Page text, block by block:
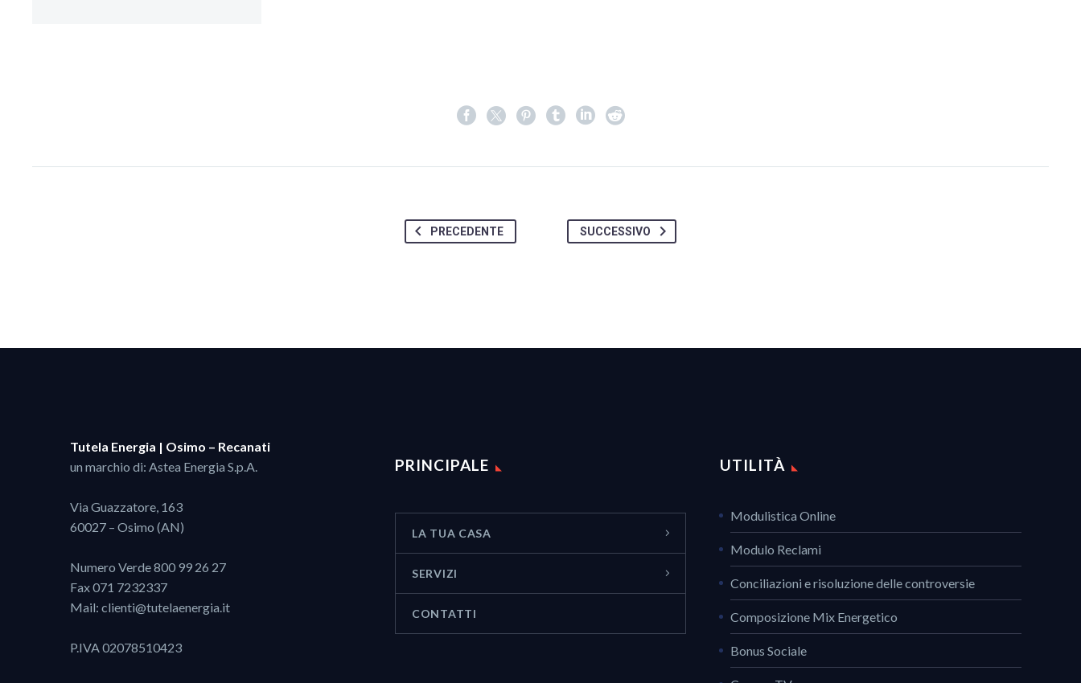
PRECEDENTE SUCCESSIVO
Tutela Energia | Osimo – Recanati
un marchio di: Astea Energia S.p.A.
Via Guazzatore, 163
60027 – Osimo (AN)
Numero Verde800 99 26 27
Fax 071 7232337
Mail: clienti@tutelaenergia.it
P.IVA 02078510423
PRINCIPALE
LA TUA CASA
SERVIZI
CONTATTI
UTILITÀ
Modulistica Online
Modulo Reclami
Conciliazioni e risoluzione delle controversie
Composizione Mix Energetico
Bonus Sociale